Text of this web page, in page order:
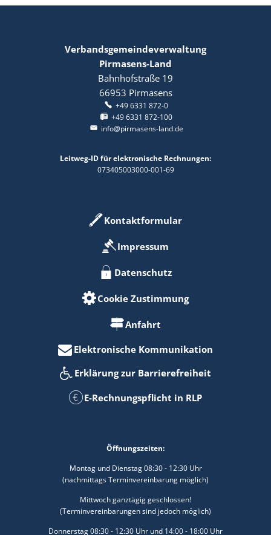
Verbandsgemeindeverwaltung
Pirmasens-Land
Bahnhofstraße 19
66953 Pirmasens
+49 6331 872-0
+49 6331 872-100
info@pirmasens-land.de
Leitweg-ID für elektronische Rechnungen:
073405003000-001-69
Kontaktformular
Impressum
Datenschutz
Cookie Zustimmung
Anfahrt
Elektronische Kommunikation
Erklärung zur Barrierefreiheit
E-Rechnungspflicht in RLP
Öffnungszeiten:
Montag und Dienstag 08:30 - 12:30 Uhr
(nachmittags Terminvereinbarung möglich)
Mittwoch ganztägig geschlossen!
(Terminvereinbarungen sind jedoch möglich)
Donnerstag 08:30 - 12:30 Uhr und 14:00 - 18:00 Uhr